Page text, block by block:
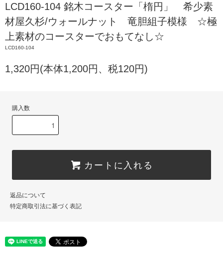
LCD160-104 銘木コースター「楕円」 希少素
材屋久杉/ウォールナット 竜胆組子模様 ☆極
上素材のコースターでおもてなし☆
LCD160-104
1,320円(本体1,200円、税120円)
購入数
カートに入れる
返品について
特定商取引法に基づく表記